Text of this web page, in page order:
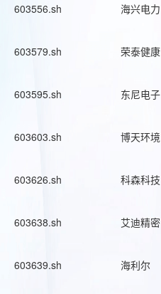
603556.sh 海兴电力
603579.sh 荣泰健康
603595.sh 东尼电子
603603.sh 博天环境
603626.sh 科森科技
603638.sh 艾迪精密
603639.sh 海利尔